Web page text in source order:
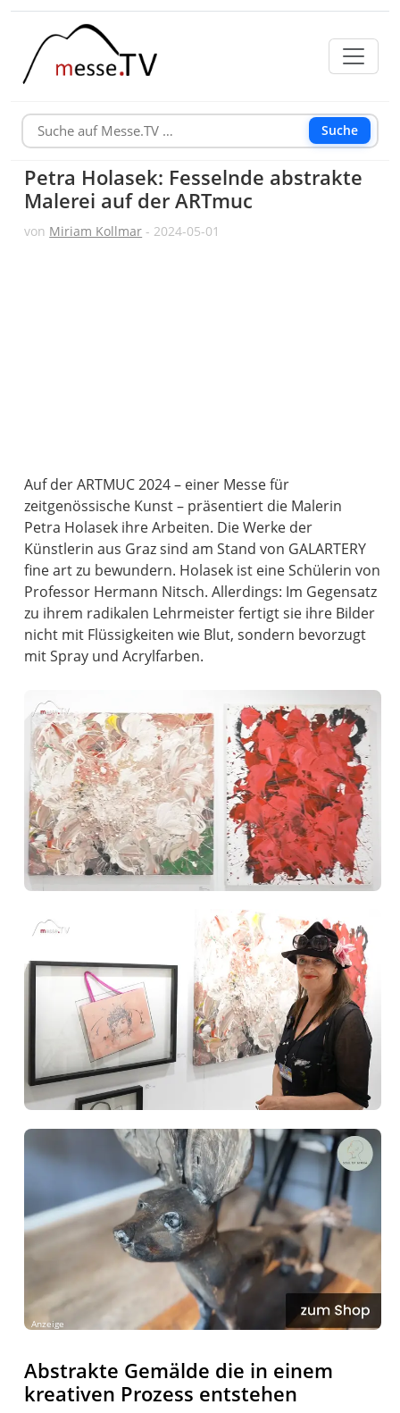
Suche
Petra Holasek: Fesselnde abstrakte
Malerei auf der ARTmuc
von Miriam Kollmar - 2024-05-01
Auf der ARTMUC 2024 – einer Messe für
zeitgenössische Kunst – präsentiert die Malerin
Petra Holasek ihre Arbeiten. Die Werke der
Künstlerin aus Graz sind am Stand von GALARTERY
fine art zu bewundern. Holasek ist eine Schülerin von
Professor Hermann Nitsch. Allerdings: Im Gegensatz
zu ihrem radikalen Lehrmeister fertigt sie ihre Bilder
nicht mit Flüssigkeiten wie Blut, sondern bevorzugt
mit Spray und Acrylfarben.
Anzeige
Abstrakte Gemälde die in einem
kreativen Prozess entstehen